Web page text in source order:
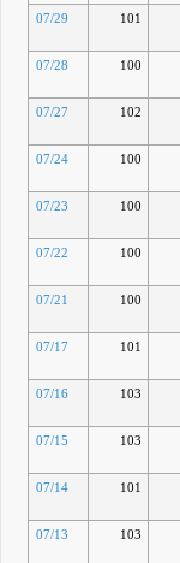
07/29 101
07/28
100
07/27
102
07/24 100
07/23
100
07/22 100
07/21 100
07/17 101
07/16
103
07/15 103
07/14 101
07/13 103